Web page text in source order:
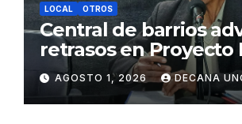
LOCAL OTROS
Central de barrios
retrasos en Proyecto
de Agua y
Juliaca
AGOSTO 1, 2026 DECANA